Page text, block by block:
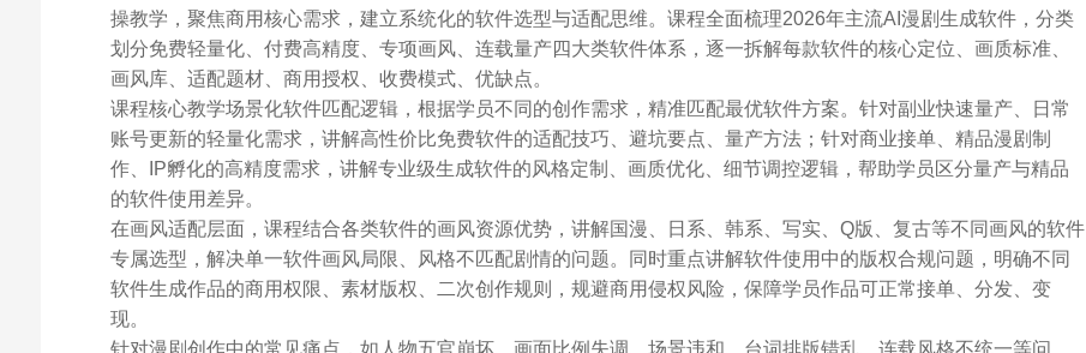
操教学，聚焦商用核心需求，建立系统化的软件选型与适配思维。课程全面梳理2026年主流AI漫剧生成软件，分类
划分免费轻量化、付费高精度、专项画风、连载量产四大类软件体系，逐一拆解每款软件的核心定位、画质标准、
画风库、适配题材、商用授权、收费模式、优缺点。
课程核心教学场景化软件匹配逻辑，根据学员不同的创作需求，精准匹配最优软件方案。针对副业快速量产、日常
账号更新的轻量化需求，讲解高性价比免费软件的适配技巧、避坑要点、量产方法；针对商业接单、精品漫剧制
作、IP孵化的高精度需求，讲解专业级生成软件的风格定制、画质优化、细节调控逻辑，帮助学员区分量产与精品
的软件使用差异。
在画风适配层面，课程结合各类软件的画风资源优势，讲解国漫、日系、韩系、写实、Q版、复古等不同画风的软件
专属选型，解决单一软件画风局限、风格不匹配剧情的问题。同时重点讲解软件使用中的版权合规问题，明确不同
软件生成作品的商用权限、素材版权、二次创作规则，规避商用侵权风险，保障学员作品可正常接单、分发、变
现。
针对漫剧创作中的常见痛点，如人物五官崩坏、画面比例失调、场景违和、台词排版错乱、连载风格不统一等问